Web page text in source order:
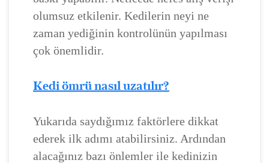
olumsuz etkilenir. Kedilerin neyi ne
zaman yediğinin kontrolünün yapılması
çok önemlidir.
Kedi ömrü nasıl uzatılır?
Yukarıda saydığımız faktörlere dikkat
ederek ilk adımı atabilirsiniz. Ardından
alacağınız bazı önlemler ile kedinizin